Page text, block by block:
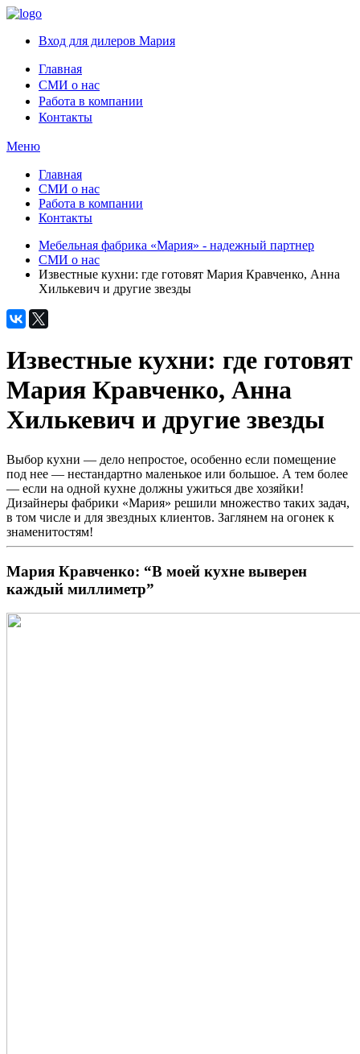
Вход для дилеров Мария
Главная
СМИ о нас
Работа в компании
Контакты
Меню
Главная
СМИ о нас
Работа в компании
Контакты
Мебельная фабрика «Мария» - надежный партнер
СМИ о нас
Известные кухни: где готовят Мария Кравченко, Анна
Хилькевич и другие звезды
Известные кухни: где готовят
Мария Кравченко, Анна
Хилькевич и другие звезды
Выбор кухни — дело непростое, особенно если помещение
под нее — нестандартно маленькое или большое. А тем более
— если на одной кухне должны ужиться две хозяйки!
Дизайнеры фабрики «Мария» решили множество таких задач,
в том числе и для звездных клиентов. Заглянем на огонек к
знаменитостям!
Мария Кравченко: “В моей кухне выверен
каждый миллиметр”